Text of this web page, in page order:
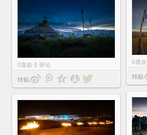
0喜欢
转贴
0喜欢 0 评论
转贴